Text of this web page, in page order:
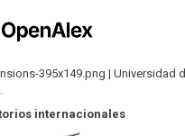
internacionales